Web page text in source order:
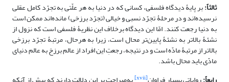
ثالثاً:بر پایۀ دیدگاه فلسفی، کسانی که در دنیا به هر علّتی به تجرّد کامل عقلی
نرسیده‌اند و در مرحلۀ تجرّد نسبی و خیالی (تجرّد برزخی) مانده‌اند ممکن است
به دنیا رجعت کنند. امّا این دیدگاه برخلاف این نظریۀ فلسفی است که نزول از
نشئۀ بالاتر به نشئۀ پایین‌تر محال است، زیرا به هرحال، مرتبۀ تجرّد برزخی
بالاتر از مرتبۀ مادّه است و در نتیجه، رجعتِ این افراد از عالم برزخ به عالم دنیای
مادّی باید محال باشد.
[xvii]